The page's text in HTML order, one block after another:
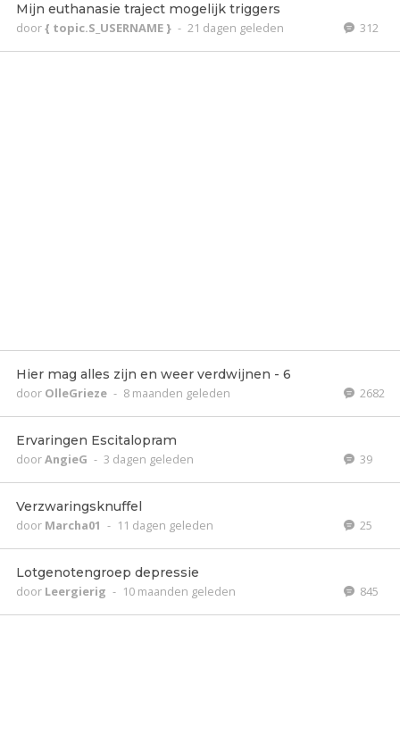
Mijn euthanasie traject mogelijk triggers
door{ topic.S_USERNAME } - 21 dagen geleden 312
Hier mag alles zijn en weer verdwijnen - 6
door OlleGrieze - 8 maanden geleden 2682
Ervaringen Escitalopram
doorAngieG - 3 dagen geleden 39
Verzwaringsknuffel
door Marcha01 - 11 dagen geleden 25
Lotgenotengroep depressie
door Leergierig - 10 maanden geleden 845